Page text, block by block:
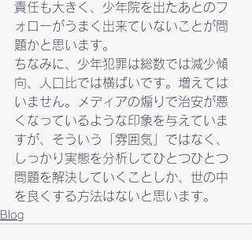
責任も大きく、少年院を出たあとのフ
ォローがうまく出来ていないことが問
題かと思います。
ちなみに、少年犯罪は総数では減少傾
向、人口比では横ばいです。増えては
いません。メディアの煽りで治安が悪
くなっているような印象を与えていま
すが、そういう「雰囲気」ではなく、
しっかり実態を分析してひとつひとつ
問題を解決していくことしか、世の中
を良くする方法はないと思います。
Blog